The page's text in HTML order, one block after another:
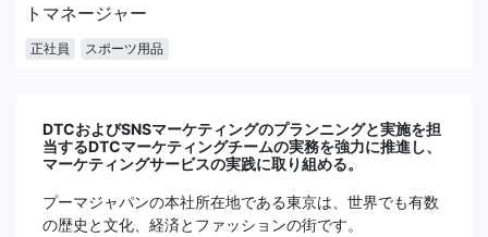
トマネージャー
正社員 スポーツ用品
DTCおよびSNSマーケティングのプランニングと実施を担
当するDTCマーケティングチームの実務を強力に推進し、
マーケティングサービスの実践に取り組める。
プーマジャパンの本社所在地である東京は、世界でも有数
の歴史と文化、経済とファッションの街です。